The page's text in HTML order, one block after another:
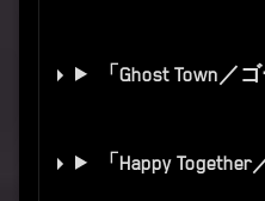
「Ghost Town／
「Happy